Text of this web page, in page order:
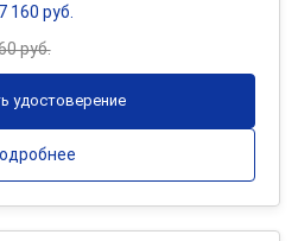
160 руб.
руб.
удостоверение